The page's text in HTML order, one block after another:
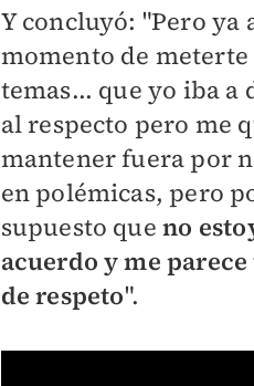
Y concluyó: "Pero ya
momento de meterte
temas... que yo iba a
al respecto pero me
mantener fuera por
en polémicas, pero
supuesto que no
acuerdo y me
de respeto".